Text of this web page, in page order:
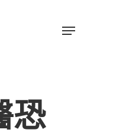
Menu
恐